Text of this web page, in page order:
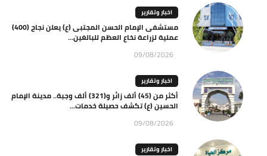
اخبار وتقارير
مستشفى الإمام الحسن المجتبى (ع) يعلن نجاح (400)
عملية لزراعة نخاع العظم للبالغين...
09/08/2026
اخبار وتقارير
أكثر من (45) ألف زائر و(321) ألف وجبة.. مدينة الإمام
الحسين (ع) تكشف حصيلة خدمات...
09/08/2026
اخبار وتقارير